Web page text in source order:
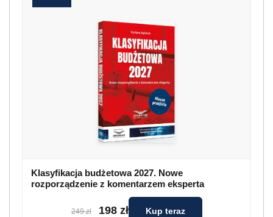
Klasyfikacja budżetowa 2027. Nowe
rozporządzenie z komentarzem eksperta
249 zł 198 zł Kup teraz